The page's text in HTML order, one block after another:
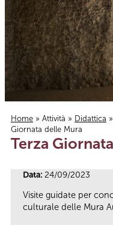
Tu sei qui
Home » Attività » Didattica »
Giornata delle Mura
Terza
Data: 24/09/2023
Visite guidate per
culturale delle Mura